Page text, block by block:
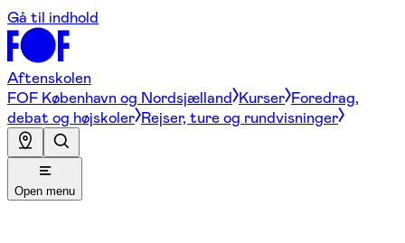
Gå til indhold
Aftenskolen
FOF København og Nordsjælland Kurser Foredrag,
debat og højskoler Rejser, ture og rundvisninger
Open menu